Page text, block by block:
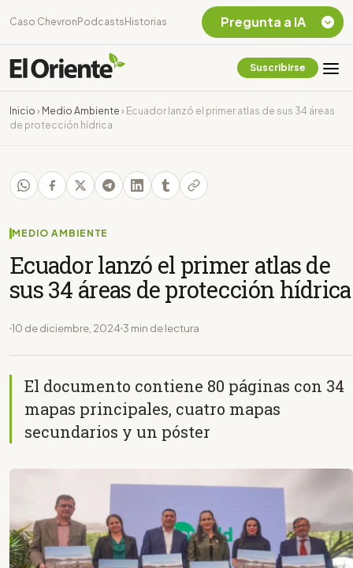
Caso Chevron Podcasts Historias
Suscribirse
Inicio › Medio Ambiente › Ecuador lanzó el primer atlas de sus 34 áreas
de protección hídrica
MEDIO AMBIENTE
Ecuador lanzó el primer atlas de
sus 34 áreas de protección hídrica
10 de diciembre, 2024 3 min de lectura
El documento contiene 80 páginas con 34
mapas principales, cuatro mapas
secundarios y un póster
Pregunta a IA
Chevron Ecuador